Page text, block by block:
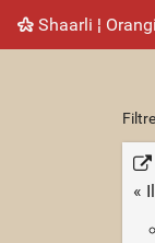
Shaarli ¦
«